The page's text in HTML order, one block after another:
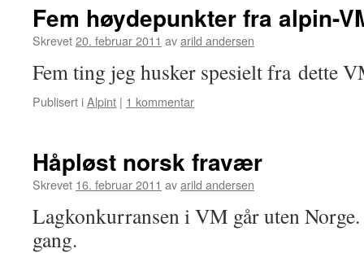
Fem høydepunkter fra alpin-
Skrevet20. februar 2011 avarild andersen
Fem ting jeg husker spesielt fra dette
Publisert iAlpint | 1 kommentar
Håpløst norsk fravær
Skrevet 16. februar 2011 avarild andersen
Lagkonkurransen i VM går uten
gang.